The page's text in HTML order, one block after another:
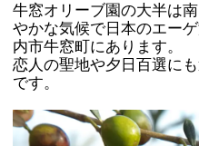
牛窓オリーブ園の大半は
やかな気候で日本のエー
内市牛窓町にあります。
恋人の聖地や夕日百選に
です。